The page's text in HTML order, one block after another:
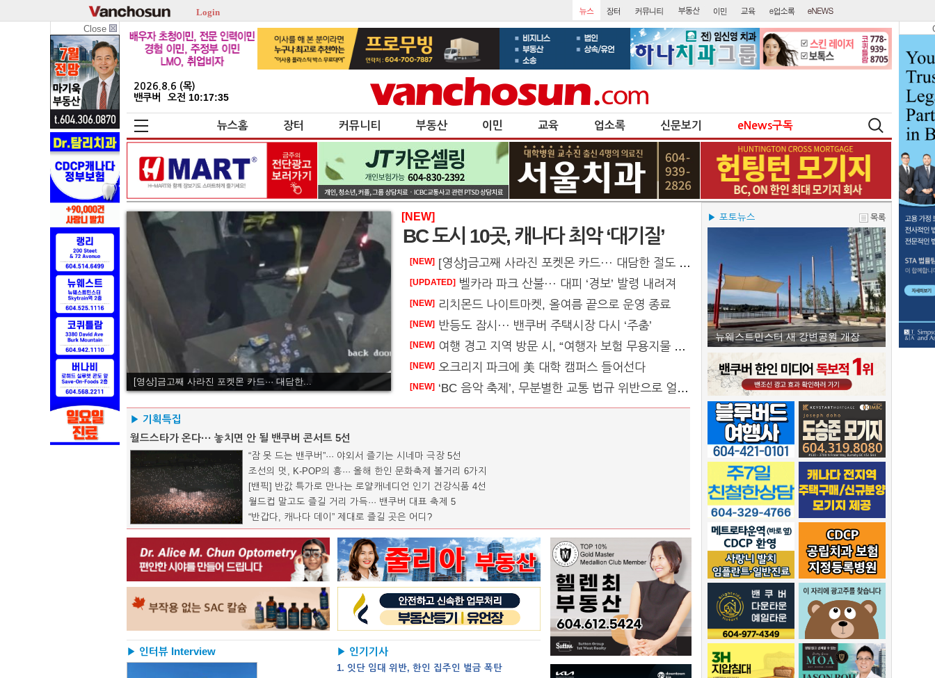
Login
Close
2026.8.6 (목)
밴쿠버 오전 10:17:36
뉴스홈 장터 커뮤니티 부동산 이민 교육 업소록 신문보기 eNews구독
[영상]금고째 사라진 포켓몬 카드··· 대담한...
[NEW]
BC 도시 10곳, 캐나다 최악 ‘대기질’
[NEW] [영상]금고째 사라진 포켓몬 카드··· 대담한 절도 수법 포착
[UPDATED] 벨카라 파크 산불··· 대피 ‘경보’ 발령 내려져
[NEW] 리치몬드 나이트마켓, 올여름 끝으로 운영 종료
[NEW] 반등도 잠시··· 밴쿠버 주택시장 다시 ‘주춤’
[NEW] 여행 경고 지역 방문 시, “여행자 보험 무용지물 될 수 있다”
[NEW] 오크리지 파크에 美 대학 캠퍼스 들어선다
[NEW] ‘BC 음악 축제’, 무분별한 교통 법규 위반으로 얼룩져
▶ 기획특집
월드스타가 온다··· 놓치면 안 될 밴쿠버 콘서트 5선
“잠 못 드는 밴쿠버”··· 야외서 즐기는 시네마 극장 5선
조선의 멋, K-POP의 흥··· 올해 한인 문화축제 볼거리 6가지
[밴픽] 반값 특가로 만나는 로얄캐네디언 인기 건강식품 4선
월드컵 말고도 즐길 거리 가득··· 밴쿠버 대표 축제 5
“반갑다, 캐나다 데이” 제대로 즐길 곳은 어디?
▶ 인터뷰 Interview ▶ 인기기사
1. 잇단 임대 위반, 한인 집주인 벌금 폭탄
▶ 포토뉴스 목록
뉴웨스트민스터 새 강변공원 개장